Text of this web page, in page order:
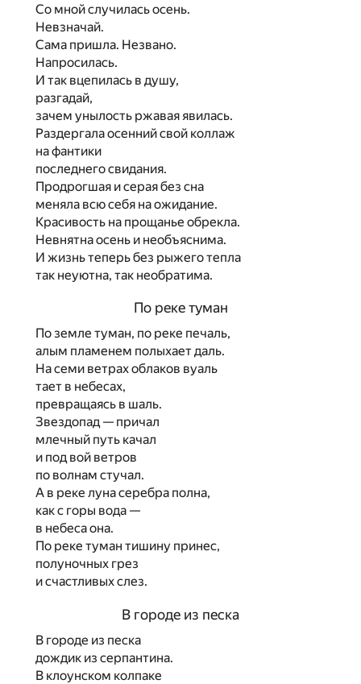
Со мной случилась осень.
Невзначай.
Сама пришла. Незвано.
Напросилась.
И так вцепилась в душу,
разгадай,
зачем унылость ржавая явилась.
Раздергала осенний свой коллаж
на фантики
последнего свидания.
Продрогшая и серая без сна
меняла всю себя на ожидание.
Красивость на прощанье обрекла.
Невнятна осень и необъяснима.
И жизнь теперь без рыжего тепла
так неуютна, так необратима.
По реке туман
По земле туман, по реке печаль,
алым пламенем полыхает даль.
На семи ветрах облаков вуаль
тает в небесах,
превращаясь в шаль.
Звездопад — причал
млечный путь качал
и под вой ветров
по волнам стучал.
А в реке луна серебра полна,
как с горы вода —
в небеса она.
По реке туман тишину принес,
полуночных грез
и счастливых слез.
В городе из песка
В городе из песка
дождик из серпантина.
В клоунском колпаке